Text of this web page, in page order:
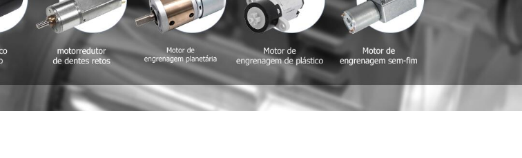
motorredutor planetário
motorredutor de plástico
motorredutor sem-fim